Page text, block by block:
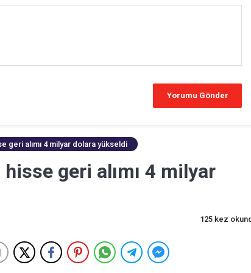
geri alımı 4 milyar dolara yükseldi
geri alımı 4 milyar
125 kez